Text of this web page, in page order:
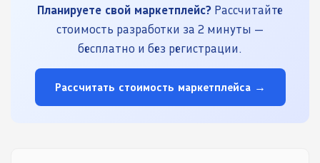
Планируете свой маркетплейс? Рассчитайте
стоимость разработки за 2 минуты —
бесплатно и без регистрации.
Рассчитать стоимость маркетплейса →